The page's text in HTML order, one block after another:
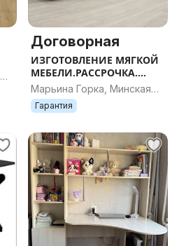
Договорная
ИЗГОТОВЛЕНИЕ МЯГКОЙ
МЕБЕЛИ.РАССРОЧКА.
г.Марьина Горка
Марьина Горка, Минская
обл.
Гарантия